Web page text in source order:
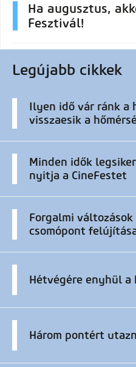
Ha augusztus,
Fesztivál!
Legújabb cikkek
Ilyen idő vár ránk a
visszaesik a
Minden idők
nyitja a CineFestet
Forgalmi
csomópont
Hétvégére enyhül a
Három pontért